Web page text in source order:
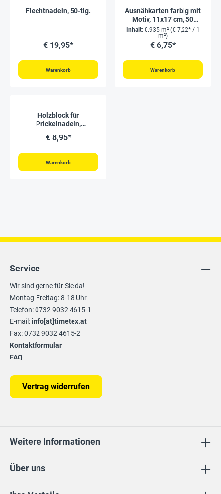
Flechtnadeln, 50-tlg.
€ 19,95*
Warenkorb
Ausnähkarten farbig mit
Motiv, 11x17 cm, 50
Stück
Inhalt: 0.935 m² (€ 7,22* / 1
m²)
€ 6,75*
Warenkorb
Holzblock für
Prickelnadeln,
€ 8,95*
Warenkorb
Über uns
Service
Wir sind gerne für Sie da!
Montag-Freitag: 8-18 Uhr
Telefon: 0732 9032 4615-1
E-mail:info[at]timetex.at
Fax: 0732 9032 4615-2
Kontaktformular
FAQ
Vertrag widerrufen
Weitere Informationen